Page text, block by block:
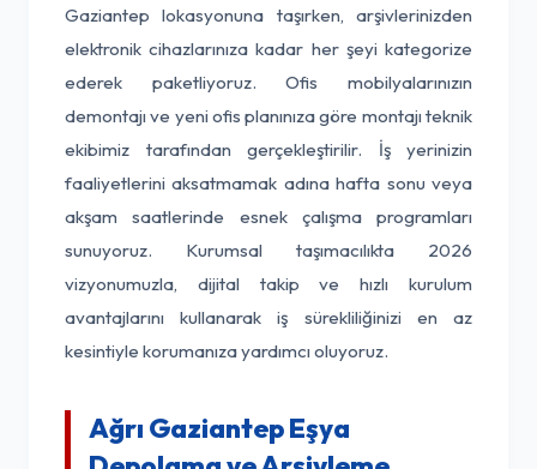
Gaziantep lokasyonuna taşırken, arşivlerinizden
elektronik cihazlarınıza kadar her şeyi kategorize
ederek paketliyoruz. Ofis mobilyalarınızın
demontajı ve yeni ofis planınıza göre montajı teknik
ekibimiz tarafından gerçekleştirilir. İş yerinizin
faaliyetlerini aksatmamak adına hafta sonu veya
akşam saatlerinde esnek çalışma programları
sunuyoruz. Kurumsal taşımacılıkta 2026
vizyonumuzla, dijital takip ve hızlı kurulum
avantajlarını kullanarak iş sürekliliğinizi en az
kesintiyle korumanıza yardımcı oluyoruz.
Ağrı Gaziantep Eşya